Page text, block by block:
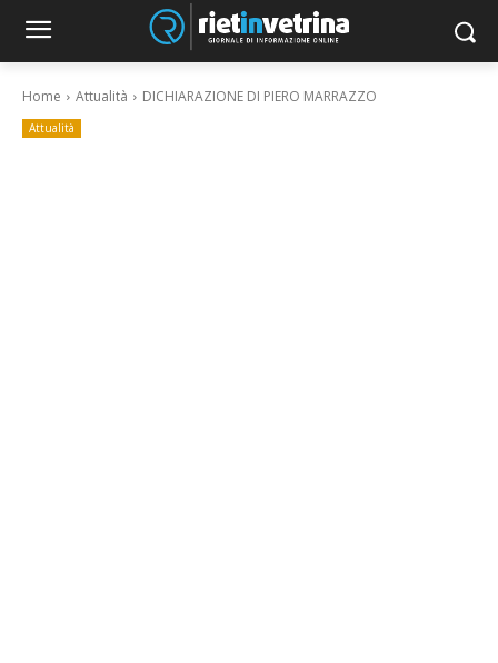
Home Attualità DICHIARAZIONE DI PIERO MARRAZZO
Attualità